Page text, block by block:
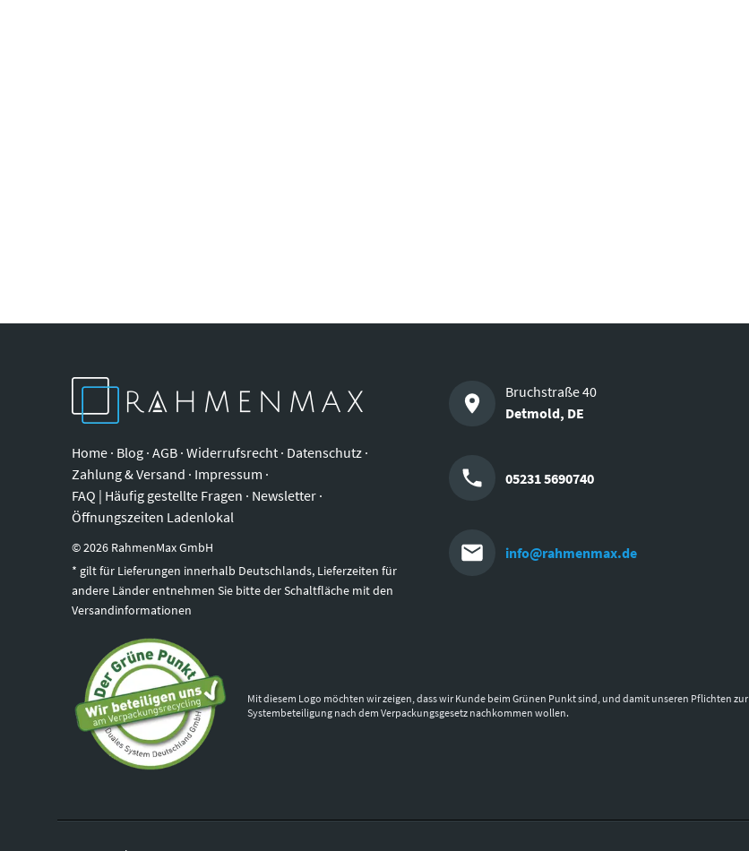
Home · Blog · AGB · Widerrufsrecht · Datenschutz ·
Zahlung & Versand · Impressum ·
FAQ | Häufig gestellte Fragen · Newsletter ·
Öffnungszeiten Ladenlokal
©2026 RahmenMax GmbH
* gilt für Lieferungen innerhalb Deutschlands, Lieferzeiten für
andere Länder entnehmen Sie bitte der Schaltfläche mit den
Versandinformationen
Bruchstraße 40
Detmold, DE
05231 5690740
info@rahmenmax.de
Mit diesem Logo möchten wir zeigen, dass wir Kunde beim Grünen Punkt sind, und damit unseren Pflichten zur
Systembeteiligung nach dem Verpackungsgesetz nachkommen wollen.